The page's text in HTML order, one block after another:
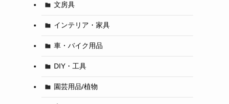
文房具
インテリア・家具
車・バイク用品
DIY・工具
園芸用品/植物